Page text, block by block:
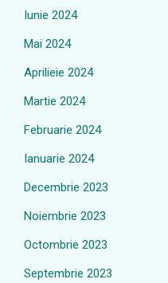
Iunie 2024
Mai 2024
Aprilieie 2024
Martie 2024
Februarie 2024
Ianuarie 2024
Decembrie 2023
Noiembrie 2023
Octombrie 2023
Septembrie 2023